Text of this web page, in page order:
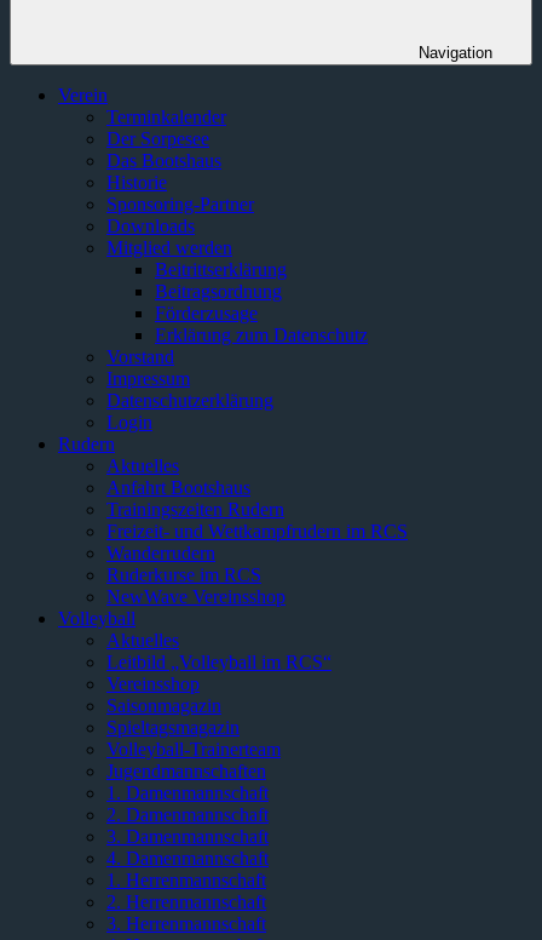
Navigation
Verein
Terminkalender
Der Sorpesee
Das Bootshaus
Historie
Sponsoring-Partner
Downloads
Mitglied werden
Beitrittserklärung
Beitragsordnung
Förderzusage
Erklärung zum Datenschutz
Vorstand
Impressum
Datenschutzerklärung
Login
Rudern
Aktuelles
Anfahrt Bootshaus
Trainingszeiten Rudern
Freizeit- und Wettkampfrudern im RCS
Wanderrudern
Ruderkurse im RCS
NewWave Vereinsshop
Volleyball
Aktuelles
Leitbild „Volleyball im RCS“
Vereinsshop
Saisonmagazin
Spieltagsmagazin
Volleyball-Trainerteam
Jugendmannschaften
1. Damenmannschaft
2. Damenmannschaft
3. Damenmannschaft
4. Damenmannschaft
1. Herrenmannschaft
2. Herrenmannschaft
3. Herrenmannschaft